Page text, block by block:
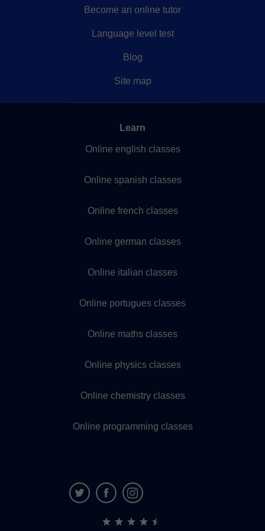
Become an online tutor
Language level test
Blog
Site map
Learn
Online english classes
Online spanish classes
Online french classes
Online german classes
Online italian classes
Online portugues classes
Online maths classes
Online physics classes
Online chemistry classes
Online programming classes